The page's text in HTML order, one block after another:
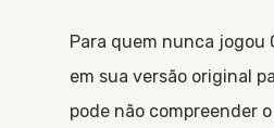
Para quem nunca jogou
em sua versão original
pode não compreender